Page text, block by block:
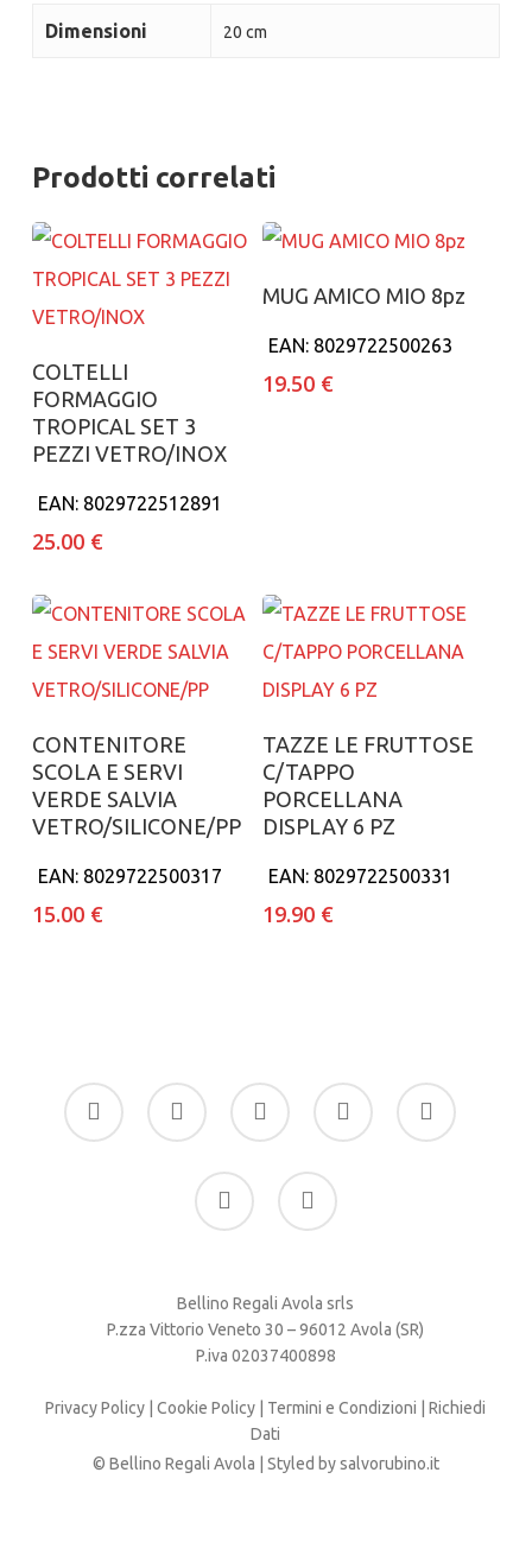
Dimensioni 20 cm
Prodotti correlati
Aggiungi al carrello
COLTELLI
FORMAGGIO
TROPICAL SET 3
PEZZI VETRO/INOX
EAN: 8029722512891
25.00 €
Aggiungi al carrello
MUG AMICO MIO 8pz
EAN: 8029722500263
19.50 €
Aggiungi al carrello
CONTENITORE
SCOLA E SERVI
VERDE SALVIA
VETRO/SILICONE/PP
EAN: 8029722500317
15.00 €
Aggiungi al carrello
TAZZE LE FRUTTOSE
C/TAPPO
PORCELLANA
DISPLAY 6 PZ
EAN: 8029722500331
19.90 €
facebook
google-
plus
instagram whatsapp tiktok
phone email
Bellino Regali Avola srls
P.zza Vittorio Veneto 30 – 96012 Avola (SR)
P.iva 02037400898
Privacy Policy |Cookie Policy Termini e Condizioni |Richiedi
Dati
© Bellino Regali Avola | Styled bysalvorubino.it